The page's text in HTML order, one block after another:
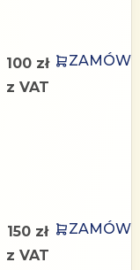
100 zł
z VAT
ZAMÓW
150 zł
z VAT
ZAMÓW